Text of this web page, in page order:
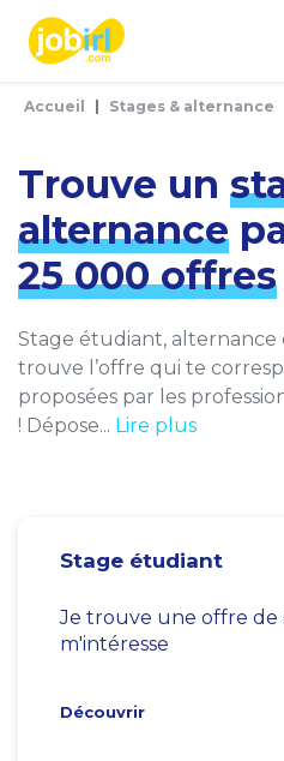
Accueil Stages & alternance
Trouve un
alternance
25 000 offres
Stage étudiant, alternance
trouve l’offre qui te
proposées par les
! Dépose... Lire plus
Stage étudiant
Je trouve une offre
m'intéresse
Découvrir
Panneau de gestion des